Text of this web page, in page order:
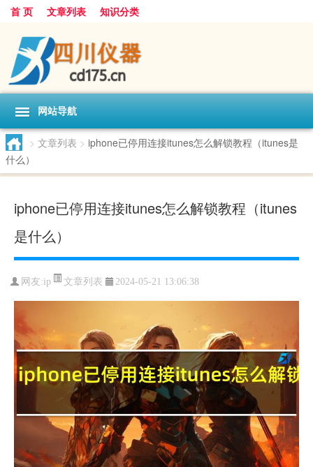
首 页 文章列表 知识分类
网站导航
> 文章列表 > iphone已停用连接itunes怎么解锁教程（itunes是
什么）
iphone已停用连接itunes怎么解锁教程（itunes
是什么）
网友:ip 文章列表 2024-05-21 13:06:38